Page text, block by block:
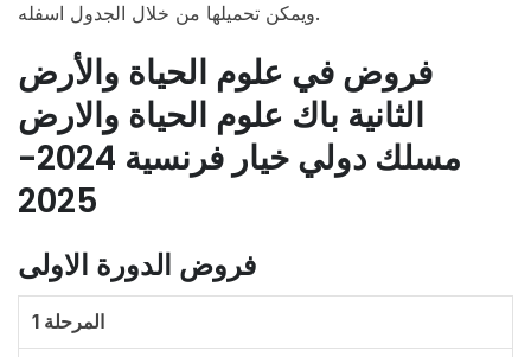
ويمكن تحميلها من خلال الجدول اسفله.
فروض في علوم الحياة والأرض
الثانية باك علوم الحياة والارض
مسلك دولي خيار فرنسية 2024-
2025
فروض الدورة الاولى
المرحلة 1